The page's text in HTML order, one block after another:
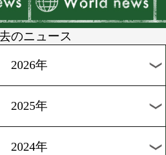
過去のニュース
2026年